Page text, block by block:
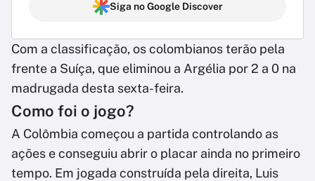
Siga no Google Discover
Com a classificação, os colombianos terão pela
frente a Suíça, que eliminou a Argélia por 2 a 0 na
madrugada desta sexta-feira.
Como foi o jogo?
A Colômbia começou a partida controlando as
ações e conseguiu abrir o placar ainda no primeiro
tempo. Em jogada construída pela direita, Luis